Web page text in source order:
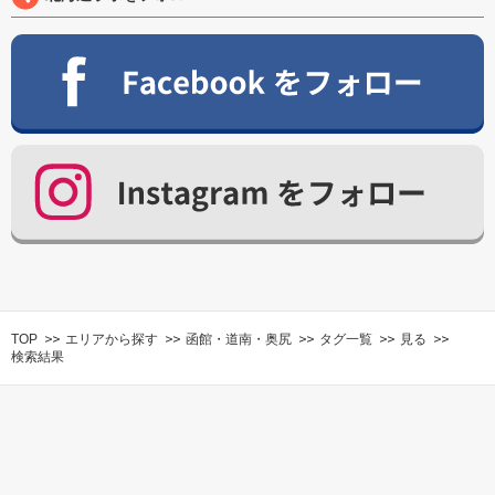
TOP エリアから探す 函館・道南・奥尻 タグ一覧
見る
検索結果